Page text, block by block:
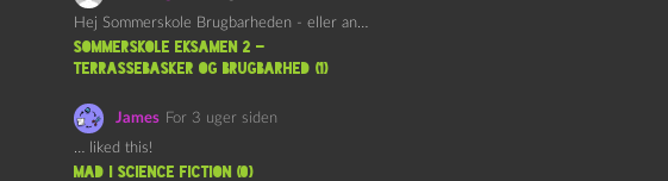
Hej Sommerskole Brugbarheden - eller anvendeligheden - af "Øl&Ævl" er…
Sommerskole Eksamen 2 –
Terrassebasker og Brugbarhed (1)
James For 3 uger siden
… liked this!
mad i science fiction (0)